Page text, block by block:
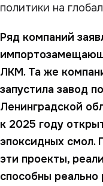
политики на
Ряд компаний
ЛКМ. Та же
запустила завод
Ленинградской
к 2025 году
эпоксидных смол.
эти проекты,
способны